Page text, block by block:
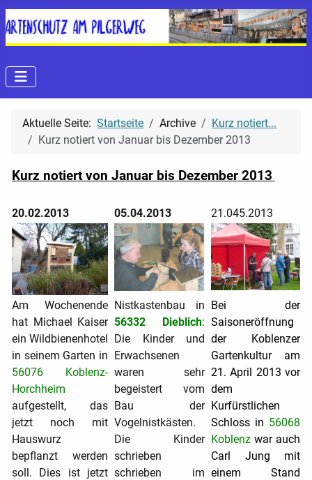
Aktuelle Seite: Startseite Archive
Kurz notiert...
Kurz notiert von Januar bis Dezember 2013
Kurz notiert von Januar bis Dezember 2013
20.02.2013 05.04.2013 21.045.2013
Am Wochenende
hat Michael Kaiser
ein Wildbienenhotel
in seinem Garten in
56076 Koblenz-
Horchheim
aufgestellt, das
jetzt noch mit
Hauswurz
bepflanzt werden
soll. Dies ist jetzt
Nistkastenbau in
56332 Dieblich:
Die Kinder und
Erwachsenen
waren sehr
begeistert vom
Bau der
Vogelnistkästen.
Die Kinder
schrieben
schrieben im
Bei der
Saisoneröffnung
der Koblenzer
Gartenkultur am
21. April 2013 vor
dem
Kurfürstlichen
Schloss in 56068
Koblenz war auch
Carl Jung mit
einem Stand